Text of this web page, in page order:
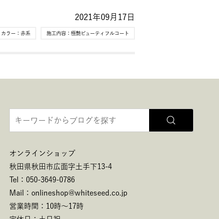
2021年09月17日
ラー： 赤系 施工内容： 極艶ビューティフルコート
オンラインショップ
秋田県秋田市広面字土手下13-4
Tel：050-3649-0786
Mail：onlineshop@whiteseed.co.jp
営業時間：10時～17時